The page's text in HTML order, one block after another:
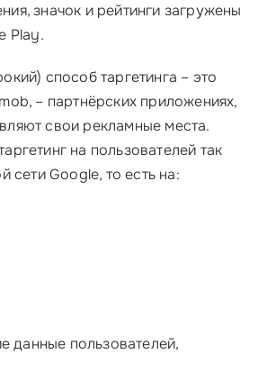
значок и рейтинги загружены
Play.
способ таргетинга – это
– партнёрских приложениях,
свои рекламные места.
на пользователей так
сети Google, то есть на:
данные пользователей,